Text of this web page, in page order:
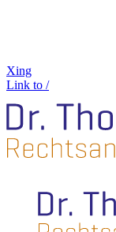
Xing
Link to /